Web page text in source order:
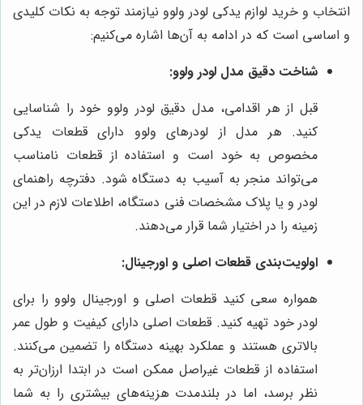
انتخاب و خرید لوازم یدکی لودر ولوو نیازمند توجه به نکات کلیدی
و اساسی است که در ادامه به آن‌ها اشاره می‌کنیم:
شناخت دقیق مدل لودر ولوو:
قبل از هر اقدامی، مدل دقیق لودر ولوو خود را شناسایی
کنید. هر مدل از لودرهای ولوو دارای قطعات یدکی
مخصوص به خود است و استفاده از قطعات نامناسب
می‌تواند منجر به آسیب به دستگاه شود. دفترچه راهنمای
لودر و یا پلاک مشخصات فنی دستگاه، اطلاعات لازم در این
زمینه را در اختیار شما قرار می‌دهند.
اولویت‌بندی قطعات اصلی و اورجینال:
همواره سعی کنید قطعات اصلی و اورجینال ولوو را برای
لودر خود تهیه کنید. قطعات اصلی دارای کیفیت و طول عمر
بالاتری هستند و عملکرد بهینه دستگاه را تضمین می‌کنند.
استفاده از قطعات غیراصل ممکن است در ابتدا ارزان‌تر به
نظر برسد، اما در بلندمدت هزینه‌های بیشتری را به شما